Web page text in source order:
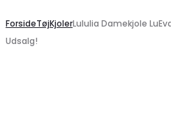
ForsideTøjKjolerLululia Damekjole
Udsalg!